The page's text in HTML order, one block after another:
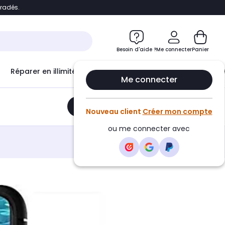
Accéder directement au chatbot
Besoin d'aide ?Me connecter
Me connecter
Nouveau client Créer mon compte
ou me connecter avec
Panier
Réparer en illimité avec Le Club Infinity
Ajouter au panier